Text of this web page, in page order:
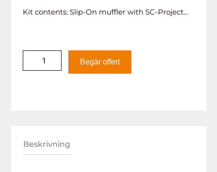
Kit contents: Slip-On muffler with SC-Project…
Begär offert
Beskrivning